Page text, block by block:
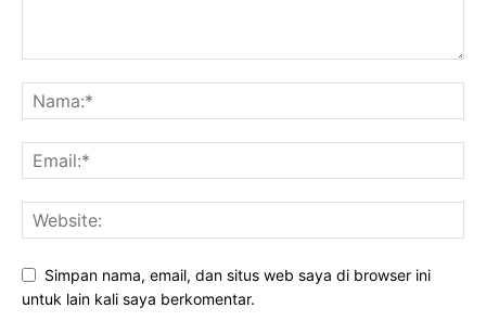
Simpan nama, email, dan situs web saya di browser ini
untuk lain kali saya berkomentar.